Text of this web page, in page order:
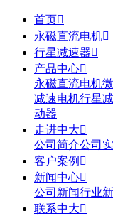
首页
永磁直流电机
行星减速器
产品中心
永磁直流电机
减速电机行星
动器
走进中大
公司简介公司
客户案例 
新闻中心
公司新闻行业
联系中大